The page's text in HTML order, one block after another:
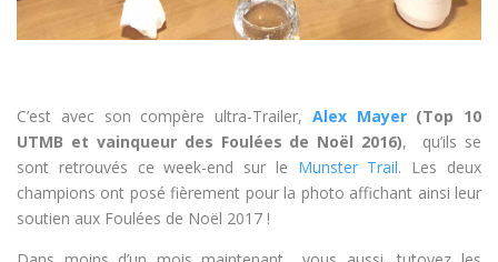
C’est avec son compère ultra-Trailer, Alex Mayer (Top 10
UTMB et vainqueur des Foulées de Noël 2016), qu’ils se
sont retrouvés ce week-end sur le Munster Trail. Les deux
champions ont posé fièrement pour la photo affichant ainsi leur
soutien aux Foulées de Noël 2017 !